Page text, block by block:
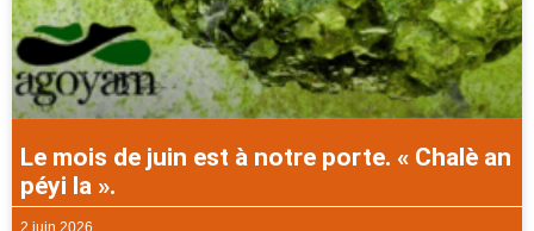
Le mois de juin est à notre porte. « Chalè an
péyi la ».